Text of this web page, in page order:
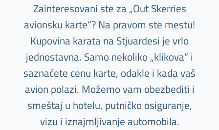
Zainteresovani ste za „Out Skerries
avionsku karte“? Na pravom ste mestu!
Kupovina karata na Stjuardesi je vrlo
jednostavna. Samo nekoliko „klikova“ i
saznaćete cenu karte, odakle i kada vaš
avion polazi. Možemo vam obezbediti i
smeštaj u hotelu, putničko osiguranje,
vizu i iznajmljivanje automobila.